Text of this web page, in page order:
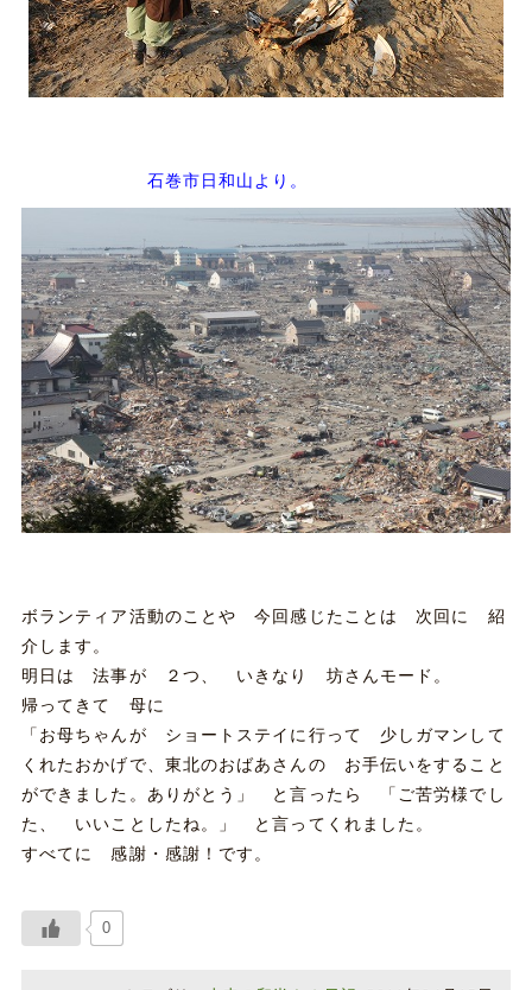
石巻市日和山より。
ボランティア活動のことや 今回感じたことは 次回に 紹
介します。
明日は 法事が ２つ、 いきなり 坊さんモード。
帰ってきて 母に
「お母ちゃんが ショートステイに行って 少しガマンして
くれたおかげで、東北のおばあさんの お手伝いをすること
ができました。ありがとう」 と言ったら 「ご苦労様でし
た、 いいことしたね。」 と言ってくれました。
すべてに 感謝・感謝！です。
0